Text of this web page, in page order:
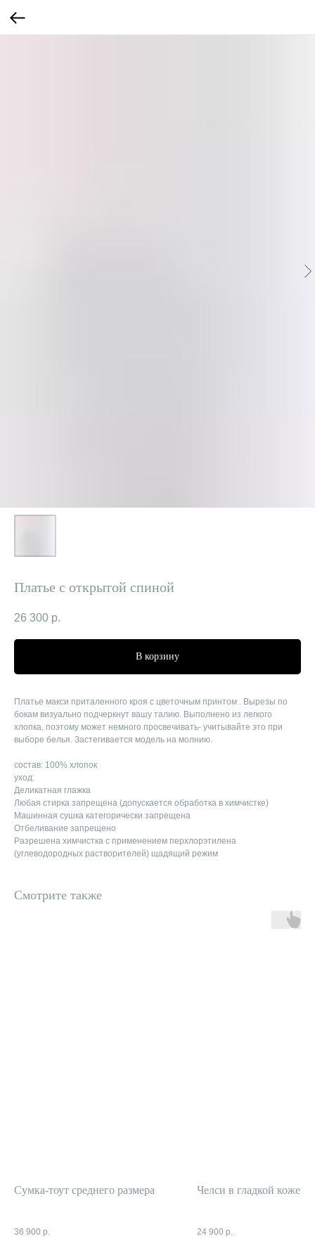
Платье с открытой спиной
26 300 р.
В корзину
Платье макси приталенного кроя с цветочным принтом . Вырезы по
бокам визуально подчеркнут вашу талию. Выполнено из легкого
хлопка, поэтому может немного просвечивать- учитывайте это при
выборе белья. Застегивается модель на молнию.
состав: 100% хлопок
уход:
Деликатная глажка
Любая стирка запрещена (допускается обработка в химчистке)
Машинная сушка категорически запрещена
Отбеливание запрещено
Разрешена химчистка с применением перхлорэтилена
(углеводородных растворителей) щадящий режим
Смотрите также
Сумка-тоут среднего размера
36 900 р.
Челси в гладкой коже
24 900 р.